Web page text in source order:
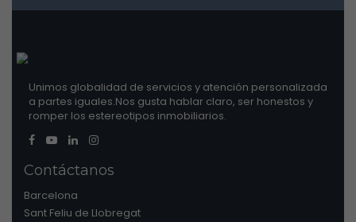
Unimos globalidad de servicios y atención personalizada
a partes iguales.Nos gusta hablar claro, ser honestos y
romper los estereotipos inmobiliarios.
Contáctanos
Barcelona
Sant Feliu de Llobregat